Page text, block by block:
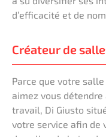
d’efficacité et de
Créateur de
Parce que votre
aimez vous
travail, Di Giusto
votre service afin de